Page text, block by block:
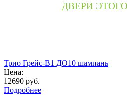
ДВЕРИ
Трио Грейс-В1 ДО10 шампань
Цена:
12690 руб.
Подробнее